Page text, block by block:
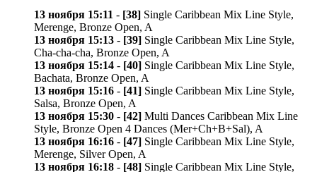
13 ноября 15:11 - [38] Single Caribbean Mix Line Style,
Merenge, Bronze Open, A
13 ноября 15:13 - [39] Single Caribbean Mix Line Style,
Cha-cha-cha, Bronze Open, A
13 ноября 15:14 - [40] Single Caribbean Mix Line Style,
Bachata, Bronze Open, A
13 ноября 15:16 - [41] Single Caribbean Mix Line Style,
Salsa, Bronze Open, A
13 ноября 15:30 - [42] Multi Dances Caribbean Mix Line
Style, Bronze Open 4 Dances (Mer+Ch+B+Sal), A
13 ноября 16:16 - [47] Single Caribbean Mix Line Style,
Merenge, Silver Open, A
13 ноября 16:18 - [48] Single Caribbean Mix Line Style,